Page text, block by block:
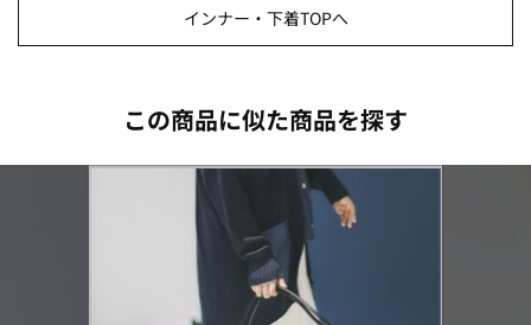
インナー・下着TOPへ
この商品に似た商品を探す